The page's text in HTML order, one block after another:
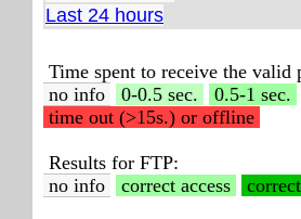
Last 24 hours
Time spent to receive the valid
no info
0-0.5 sec. 0.5-1 sec.
time out (>15s.) or offline
Results for FTP:
no info
correct access